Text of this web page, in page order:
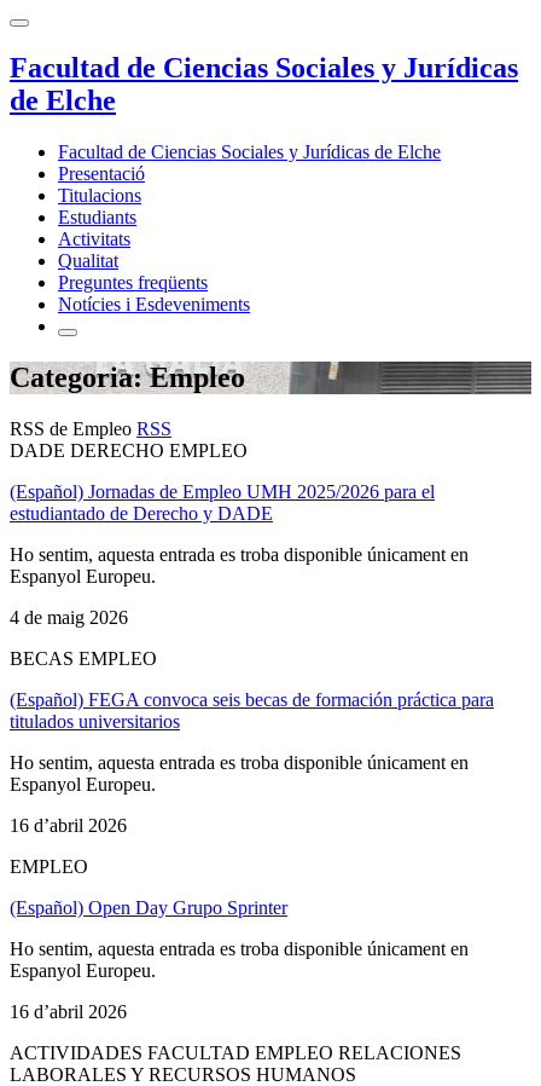
Facultad de Ciencias Sociales y Jurídicas
de Elche
Facultad de Ciencias Sociales y Jurídicas de Elche
Presentació
Titulacions
Estudiants
Activitats
Qualitat
Preguntes freqüents
Notícies i Esdeveniments
Categoria: Empleo
RSS de Empleo RSS
DADE DERECHO EMPLEO
(Español) Jornadas de Empleo UMH 2025/2026 para el
estudiantado de Derecho y DADE
Ho sentim, aquesta entrada es troba disponible únicament en
Espanyol Europeu.
4 de maig 2026
BECAS EMPLEO
(Español) FEGA convoca seis becas de formación práctica para
titulados universitarios
Ho sentim, aquesta entrada es troba disponible únicament en
Espanyol Europeu.
16 d’abril 2026
EMPLEO
(Español) Open Day Grupo Sprinter
Ho sentim, aquesta entrada es troba disponible únicament en
Espanyol Europeu.
16 d’abril 2026
ACTIVIDADES FACULTAD EMPLEO RELACIONES
LABORALES Y RECURSOS HUMANOS